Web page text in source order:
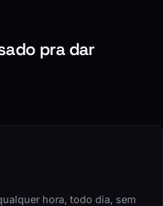
pra dar
hora, todo dia, sem